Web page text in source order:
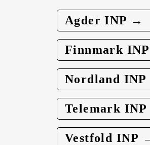
Agder INP →
Finnmark
Nordland
Telemark
Vestfold INP